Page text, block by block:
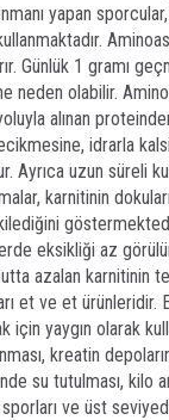
yapan
Günlük 1 gramı
neden olabilir.
alınan
idrarla
Ayrıca uzun süreli
karnitinin
eksikliği az
azalan karnitinin
et ve et
yaygın olarak
kreatin
su tutulması, kilo
ve üst